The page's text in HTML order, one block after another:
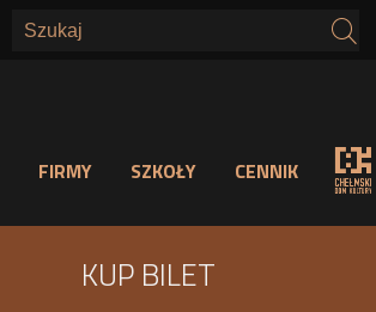
FIRMY SZKOŁY CENNIK s
KUP BILET